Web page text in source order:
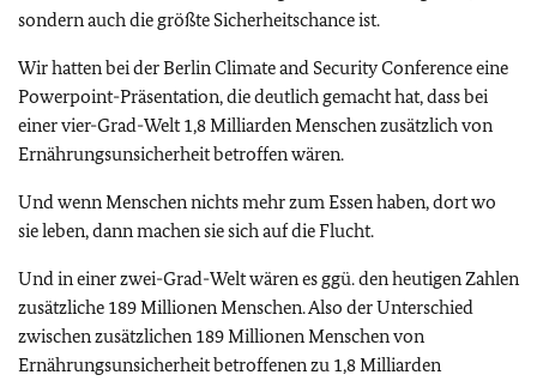
sondern auch die größte Sicherheitschance ist.
Wir hatten bei derBerlin Climate and Security Conferenceeine
Powerpoint-Präsentation, die deutlich gemacht hat, dass bei
einer vier-Grad-Welt 1,8 Milliarden Menschen zusätzlich von
Ernährungsunsicherheit betroffen wären.
Und wenn Menschen nichts mehr zum Essen haben, dort wo
sie leben, dann machen sie sich auf die Flucht.
Und in einer zwei-Grad-Welt wären es ggü. den heutigen Zahlen
zusätzliche 189 Millionen Menschen. Also der Unterschied
zwischen zusätzlichen 189 Millionen Menschen von
Ernährungsunsicherheit betroffenen zu 1,8 Milliarden